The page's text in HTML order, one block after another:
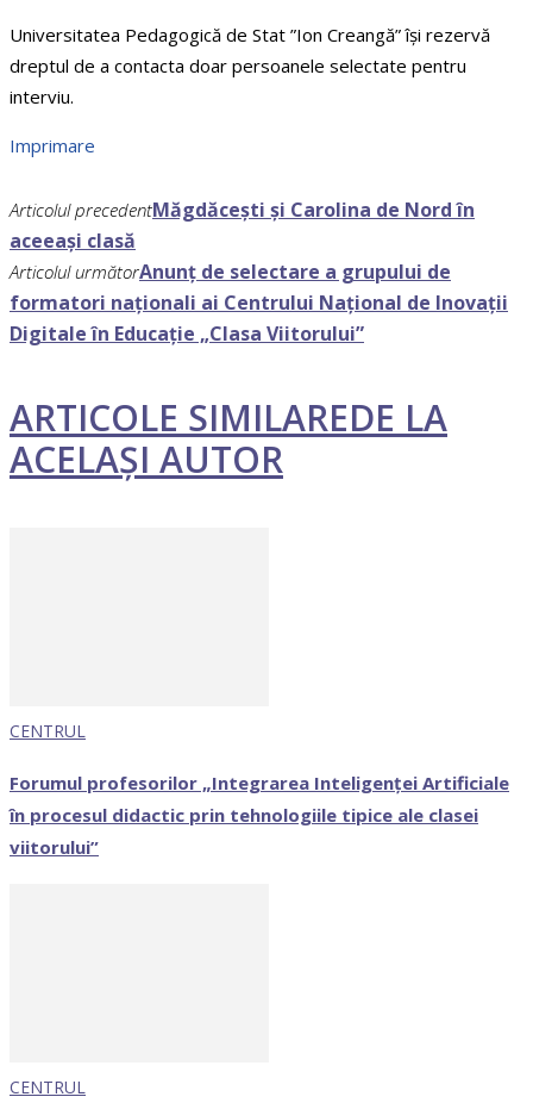
Universitatea Pedagogică de Stat ”Ion Creangă” își rezervă
dreptul de a contacta doar persoanele selectate pentru
interviu.
Imprimare
Articolul precedentMăgdăcești şi Carolina de Nord în
aceeaşi clasă
Articolul următorAnunț de selectare a grupului de
formatori naționali ai Centrului Național de Inovații
Digitale în Educație „Clasa Viitorului”
ARTICOLE SIMILAREDE LA
ACELAȘI AUTOR
CENTRUL
Forumul profesorilor „Integrarea Inteligenței Artificiale
în procesul didactic prin tehnologiile tipice ale clasei
viitorului”
CENTRUL